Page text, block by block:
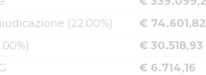
(22.00%)
€ 74.601,82
€ 30.518,93
€ 6.714,16